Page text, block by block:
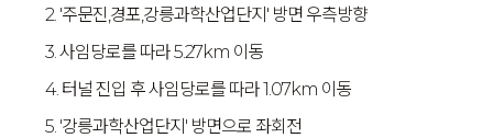
2. '주문진,경포,강릉과학산업단지' 방면 우측방향
3. 사임당로를 따라 5.27km 이동
4. 터널 진입 후 사임당로를 따라 1.07km 이동
5. '강릉과학산업단지' 방면으로 좌회전